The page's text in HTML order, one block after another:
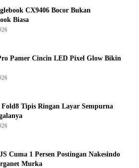
CX9406 Bocor Bukan
Biasa
Pamer Cincin LED Pixel Glow Bikin
Tipis Ringan Layar Sempurna
Cuma 1 Persen Postingan Nakesindo
Murka